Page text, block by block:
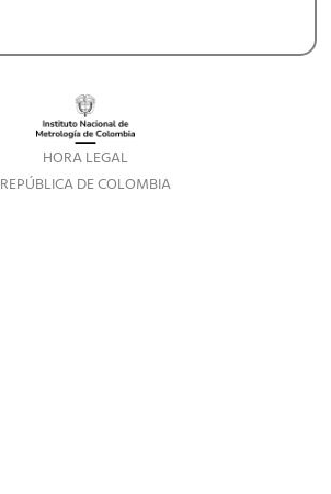
HORA LEGAL
REPÚBLICA DE COLOMBIA